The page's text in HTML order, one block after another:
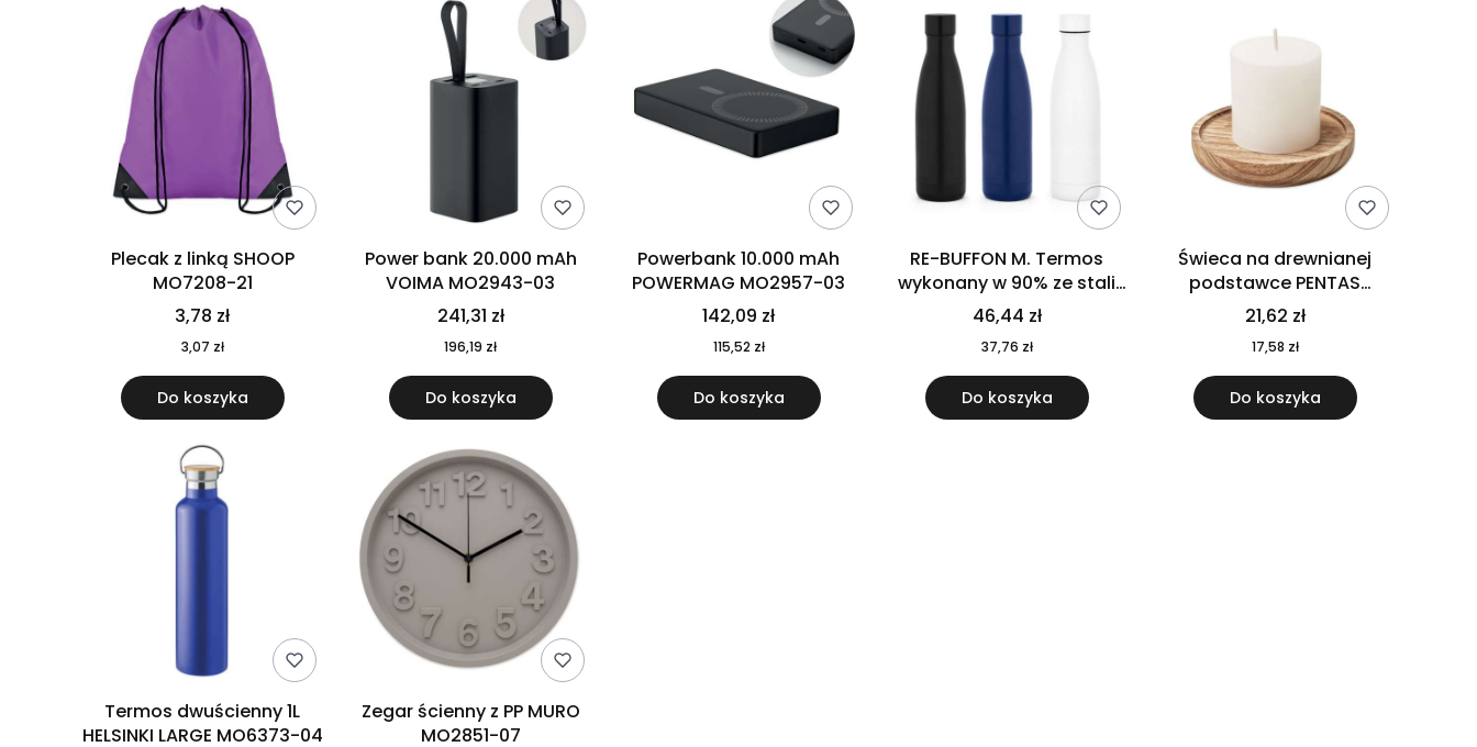
Plecak z linką SHOOP
MO7208-21
3,78 zł
3,07 zł
Do koszyka
Power bank 20.000 mAh
VOIMA MO2943-03
241,31 zł
196,19 zł
Do koszyka
Powerbank 10.000 mAh
POWERMAG MO2957-03
142,09 zł
115,52 zł
Do koszyka
RE-BUFFON M. Termos
wykonany w 90% ze stali
nierdzewnej pochodzącej z
recyklingu 520 ml 94294
46,44 zł
37,76 zł
Do koszyka
Świeca na drewnianej
podstawce PENTAS
MO6282-40
21,62 zł
17,58 zł
Do koszyka
Termos dwuścienny 1L
HELSINKI LARGE MO6373-04
Zegar ścienny z PP MURO
MO2851-07